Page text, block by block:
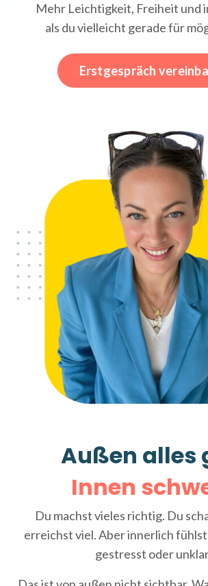
Mehr Leichtigkeit, Freiheit und
als du vielleicht gerade für
Erstgespräch
Außen alles
Innen
Du machst vieles richtig. Du
erreichst viel. Aber innerlich fühlst
gestresst oder